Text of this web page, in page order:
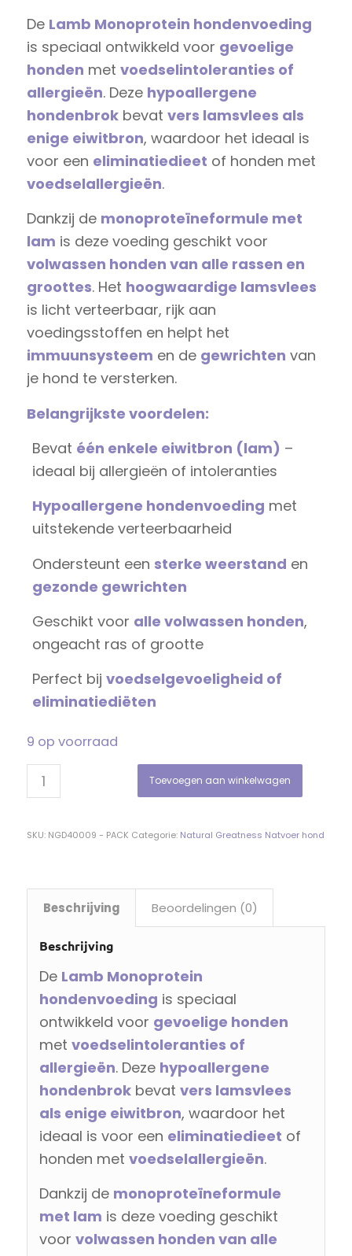
De Lamb Monoprotein hondenvoeding
is speciaal ontwikkeld voor gevoelige
honden met voedselintoleranties of
allergieën. Deze hypoallergene
hondenbrokbevat vers lamsvlees als
enige eiwitbron, waardoor het ideaal is
voor een eliminatiedieet of honden met
voedselallergieën.
Dankzij de monoproteïneformule met
lam is deze voeding geschikt voor
volwassen honden van alle rassen en
groottes. Het hoogwaardige lamsvlees
is licht verteerbaar, rijk aan
voedingsstoffen en helpt het
immuunsysteem en de gewrichten van
je hond te versterken.
Belangrijkste voordelen:
Bevat één enkele eiwitbron (lam) –
ideaal bij allergieën of intoleranties
Hypoallergene hondenvoeding met
uitstekende verteerbaarheid
Ondersteunt een sterke weerstand en
gezonde gewrichten
Geschikt voor alle volwassen honden,
ongeacht ras of grootte
Perfect bij voedselgevoeligheid of
eliminatiediëten
9 op voorraad
Toevoegen aan winkelwagen
SKU: NGD40009 - PACK Categorie: Natural Greatness Natvoer hond
Beschrijving Beoordelingen (0)
Beschrijving
De Lamb Monoprotein
hondenvoeding is speciaal
ontwikkeld voor gevoelige honden
met voedselintoleranties of
allergieën. Deze hypoallergene
hondenbrokbevat vers lamsvlees
als enige eiwitbron, waardoor het
ideaal is voor een eliminatiedieet of
honden met voedselallergieën.
Dankzij de monoproteïneformule
met lam is deze voeding geschikt
voor volwassen honden van alle